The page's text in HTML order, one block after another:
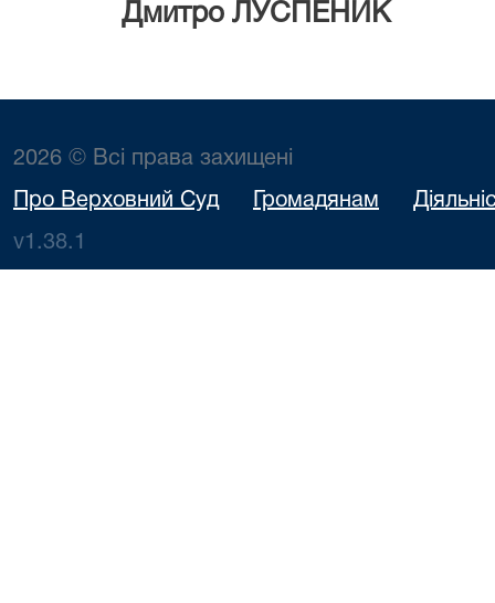
Дмитро ЛУСПЕНИК
2026 © Всі права захищені
Про Верховний Суд Громадянам
v1.38.1